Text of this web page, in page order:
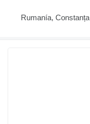
Rumanía, Constanța